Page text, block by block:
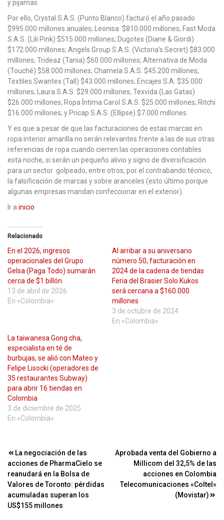
y pijamas.
Por ello, Crystal S.A.S. (Punto Blanco) facturó el año pasado
$995.000 millones anuales; Leonisa $810.000 millones; Fast Moda
S.A.S. (Lili Pink) $515.000 millones; Dugotex (Diane & Giordi)
$172.000 millones; Angels Group S.A.S. (Victoria’s Secret) $83.000
millones; Trideaz (Tania) $60.000 millones; Alternativa de Moda
(Touché) $58.000 millones; Chamela S.A.S. $45.200 millones;
Textiles Swantex (Tall) $43.000 millones; Encajes S.A. $35.000
millones; Laura S.A.S. $29.000 millones; Texvida (Las Gatas)
$26.000 millones; Ropa Íntima Carol S.A.S. $25.000 millones; Ritchi
$16.000 millones; y Pricap S.A.S. (Ellipse) $7.000 millones.
Y es que a pesar de que las facturaciones de estas marcas en
ropa interior amarilla no serán relevantes frente a las de sus otras
referencias de ropa cuando cierren las operaciones contables
esta noche, si serán un pequeño alivio y signo de diversificación
para un sector golpeado, entre otros, por el contrabando técnico,
la falsificación de marcas y sobre aranceles (esto último porque
algunas empresas mandan confeccionar en el exterior).
Ir a inicio
Relacionado
En el 2026, ingresos
operacionales del Grupo
Gelsa (Paga Todo) sumarán
cerca de $1 billón
13 de abril de 2026
En «Colombia»
Al arribar a su aniversario
número 50, facturación en
2024 de la cadena de tiendas
Feria del Brasier Solo Kukos
será cercana a $160.000
millones
3 de octubre de 2024
En «Colombia»
La taiwanesa Gong cha,
especialista en té de
burbujas, se alió con Mateo y
Felipe Lisocki (operadores de
35 restaurantes Subway)
para abrir 16 tiendas en
Colombia
3 de diciembre de 2025
En «Colombia»
Navegación
de
entradas
La negociación de las
acciones de PharmaCielo se
reanudará en la Bolsa de
Valores de Toronto: pérdidas
acumuladas superan los
US$155 millones
Aprobada venta del Gobierno a
Millicom del 32,5% de las
acciones en Colombia
Telecomunicaciones «Coltel»
(Movistar)